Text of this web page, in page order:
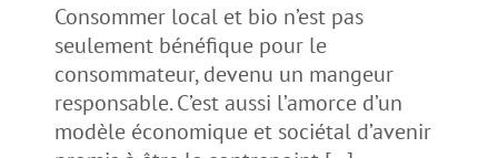
Consommer local et bio n’est pas
seulement bénéfique pour le
consommateur, devenu un mangeur
responsable. C’est aussi l’amorce d’un
modèle économique et sociétal d’avenir